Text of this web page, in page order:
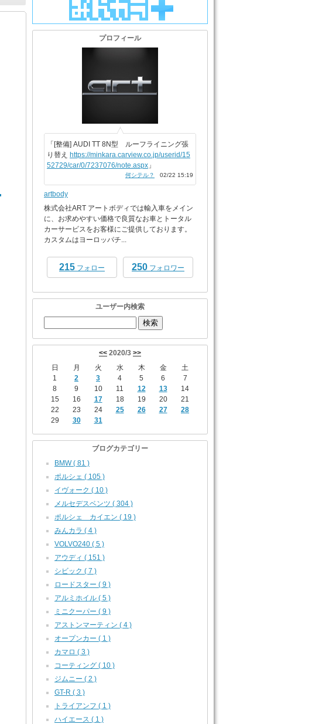
プロフィール
「[整備] AUDI TT 8N型 ルーフライニング張
り替え
https://minkara.carview.co.jp/userid/15
52729/car/0/7237076/note.aspx 」
何シテル？ 02/22 15:19
artbody
株式会社ART アートボディでは輸入車をメイン
に、お求めやすい価格で良質なお車とトータル
カーサービスをお客様にご提供しております。
カスタムはヨーロッパチ...
215 フォロー 250 フォロワー
ユーザー内検索
<< 2020/3 >>
日
月 火 水 木 金
土
1
2 3 4 5 6
7
8
9 10 11 12 13
14
15
16 17 18 19 20
21
22
23 24 25 26 27
28
29
30 31
ブログカテゴリー
BMW ( 81 )
ポルシェ ( 105 )
イヴォーク ( 10 )
メルセデスベンツ ( 304 )
ポルシェ カイエン ( 19 )
みんカラ ( 4 )
VOLVO240 ( 5 )
アウディ ( 151 )
シビック ( 7 )
ロードスター ( 9 )
アルミホイル ( 5 )
ミニクーパー ( 9 )
アストンマーティン ( 4 )
オープンカー ( 1 )
カマロ ( 3 )
コーティング ( 10 )
ジムニー ( 2 )
GT-R ( 3 )
トライアンフ ( 1 )
ハイエース ( 1 )